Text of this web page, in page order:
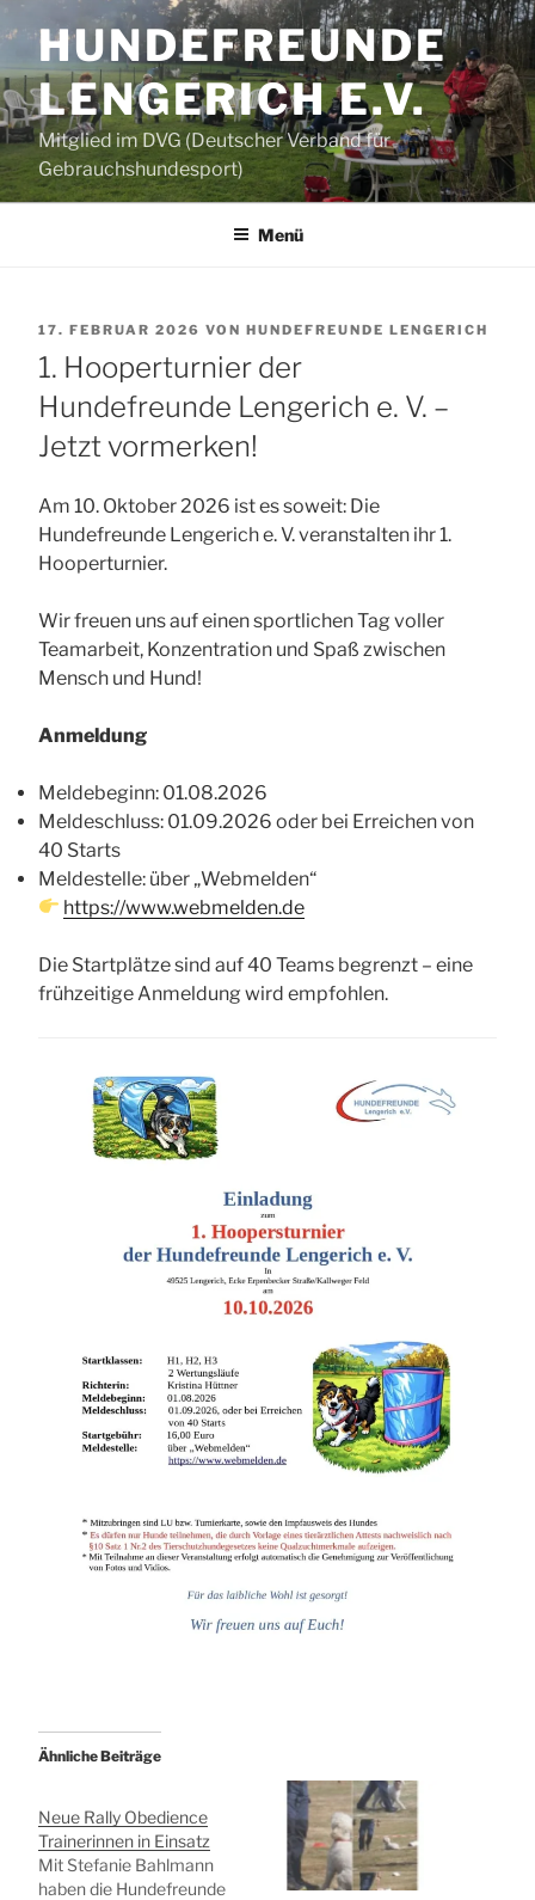
Zum
Inhalt
springenHUNDEFREUNDE
LENGERICH E.V.
Mitglied im DVG (Deutscher Verband für
Gebrauchshundesport)
Menü
VERÖFFENTLICHT
AM
17. FEBRUAR 2026 VON HUNDEFREUNDE LENGERICH
1. Hooperturnier der
Hundefreunde Lengerich e. V. –
Jetzt vormerken!
Am 10. Oktober 2026 ist es soweit: Die
Hundefreunde Lengerich e. V. veranstalten ihr 1.
Hooperturnier.
Wir freuen uns auf einen sportlichen Tag voller
Teamarbeit, Konzentration und Spaß zwischen
Mensch und Hund!
Anmeldung
Meldebeginn: 01.08.2026
Meldeschluss: 01.09.2026 oder bei Erreichen von
40 Starts
Meldestelle: über „Webmelden“
https://www.webmelden.de
Die Startplätze sind auf 40 Teams begrenzt – eine
frühzeitige Anmeldung wird empfohlen.
Ähnliche Beiträge
Neue Rally Obedience
Trainerinnen in Einsatz
Mit Stefanie Bahlmann
haben die Hundefreunde